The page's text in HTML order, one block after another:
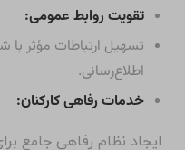
تقویت روابط عمومی:
تسهیل ارتباطات مؤثر
اطلاع‌رسانی.
خدمات رفاهی کارکنان:
ایجاد نظام رفاهی جامع